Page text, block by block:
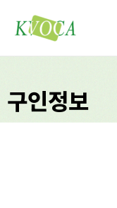
너
뛰
구인정보